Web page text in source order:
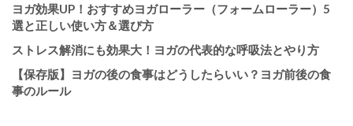
ヨガ効果UP！おすすめヨガローラー（フォームローラー）5
選と正しい使い方＆選び方
ストレス解消にも効果大！ヨガの代表的な呼吸法とやり方
【保存版】ヨガの後の食事はどうしたらいい？ヨガ前後の食
事のルール